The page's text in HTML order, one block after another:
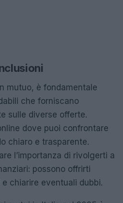
mutuo, è fondamentale
che forniscano
sulle diverse offerte.
dove puoi confrontare
chiaro e trasparente.
l’importanza di rivolgerti a
possono offrirti
chiarire eventuali dubbi.